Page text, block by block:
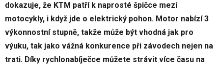
dokazuje, že KTM patří k naprosté špičce mezi
motocykly, i když jde o elektrický pohon. Motor nabízí 3
výkonnostní stupně, takže může být vhodná jak pro
výuku, tak jako vážná konkurence při závodech nejen na
trati. Díky rychlonabíječce můžete strávit více času na